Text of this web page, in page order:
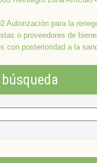
Autorización para la
o proveedores de
con posterioridad a la